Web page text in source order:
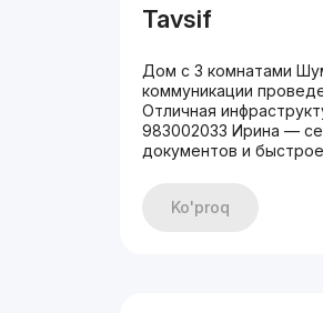
Tavsif
Дом с 3 комнатами
коммуникации
Отличная
983002033 Ирина —
документов и
Ko'proq